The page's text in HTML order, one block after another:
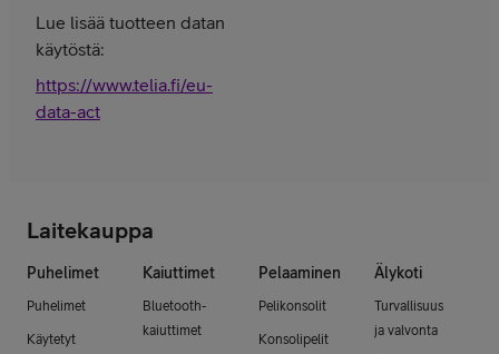
Lue lisää tuotteen datan
käytöstä:
https://www.telia.fi/eu-
data-act
Laitekauppa
Puhelimet
Puhelimet
Käytetyt
Kaiuttimet
Bluetooth-
kaiuttimet
Pelaaminen
Pelikonsolit
Konsolipelit
Älykoti
Turvallisuus
ja valvonta